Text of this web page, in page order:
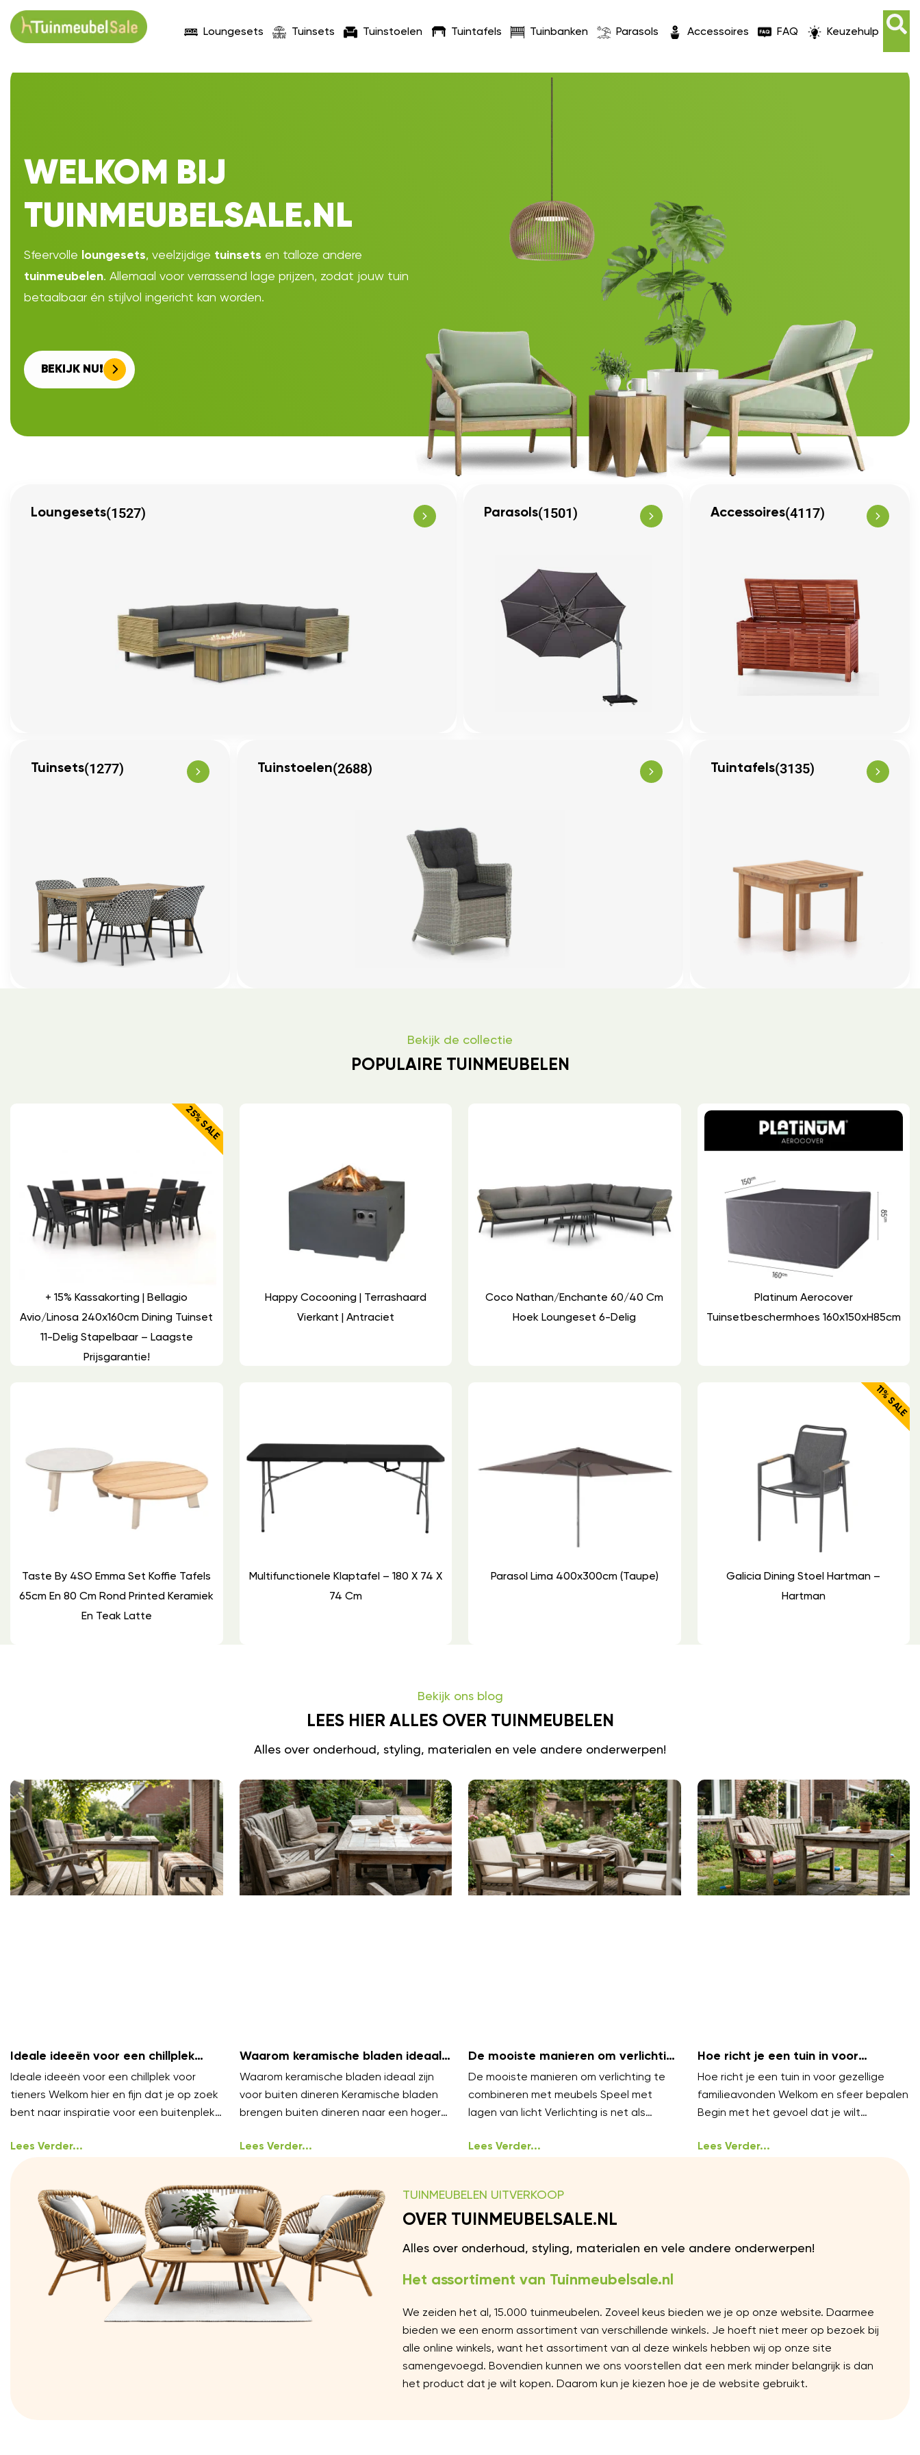
Loungesets Tuinsets Tuinstoelen Tuintafels Tuinbanken Parasols Accessoires FAQ Keuzehulp
WELKOM BIJ
TUINMEUBELSALE.NL
Sfeervolle loungesets, veelzijdige tuinsets en talloze andere
tuinmeubelen. Allemaal voor verrassend lage prijzen, zodat jouw tuin
betaalbaar én stijlvol ingericht kan worden.
BEKIJK NU!
Loungesets(1527) Parasols(1501) Accessoires(4117)
Tuinsets(1277) Tuinstoelen(2688) Tuintafels(3135)
Bekijk de collectie
POPULAIRE TUINMEUBELEN
25% SALE
+ 15% Kassakorting | Bellagio
Avio/Linosa 240x160cm Dining Tuinset
11-Delig Stapelbaar – Laagste
Prijsgarantie!
Happy Cocooning | Terrashaard
Vierkant | Antraciet
Coco Nathan/Enchante 60/40 Cm
Hoek Loungeset 6-Delig
Platinum Aerocover
Tuinsetbeschermhoes 160x150xH85cm
Taste By 4SO Emma Set Koffie Tafels
65cm En 80 Cm Rond Printed Keramiek
En Teak Latte
Multifunctionele Klaptafel – 180 X 74 X
74 Cm
Parasol Lima 400x300cm (Taupe)
11% SALE
Galicia Dining Stoel Hartman –
Hartman
Bekijk ons blog
LEES HIER ALLES OVER TUINMEUBELEN
Alles over onderhoud, styling, materialen en vele andere onderwerpen!
Ideale ideeën voor een chillplek
voor tieners
Ideale ideeën voor een chillplek voor
tieners Welkom hier en fijn dat je op zoek
bent naar inspiratie voor een buitenplek
Lees Verder...
Waarom keramische bladen ideaal
zijn voor buiten dineren
Waarom keramische bladen ideaal zijn
voor buiten dineren Keramische bladen
brengen buiten dineren naar een hoger
onder
Lees Verder...
De mooiste manieren om verlichting
te combineren met meubels
De mooiste manieren om verlichting te
combineren met meubels Speel met
lagen van licht Verlichting is net als
Lees Verder...
Hoe richt je een tuin in voor
gezellige familieavonden?
Hoe richt je een tuin in voor gezellige
familieavonden Welkom en sfeer bepalen
Begin met het gevoel dat je wilt
ongedwongen
Lees Verder...
TUINMEUBELEN UITVERKOOP
OVER TUINMEUBELSALE.NL
Alles over onderhoud, styling, materialen en vele andere onderwerpen!
Het assortiment van Tuinmeubelsale.nl
We zeiden het al, 15.000 tuinmeubelen. Zoveel keus bieden we je op onze website. Daarmee
bieden we een enorm assortiment van verschillende winkels. Je hoeft niet meer op bezoek bij
alle online winkels, want het assortiment van al deze winkels hebben wij op onze site
samengevoegd. Bovendien kunnen we ons voorstellen dat een merk minder belangrijk is dan
het product dat je wilt kopen. Daarom kun je kiezen hoe je de website gebruikt.